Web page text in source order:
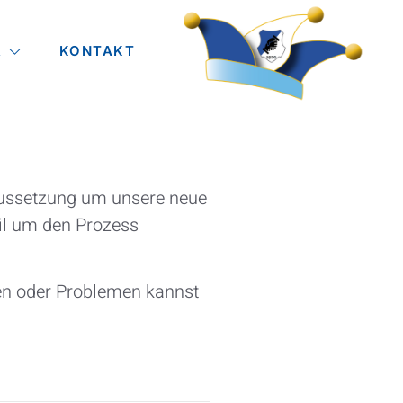
KONTAKT
um unsere neue
um den Prozess
oder Problemen kannst